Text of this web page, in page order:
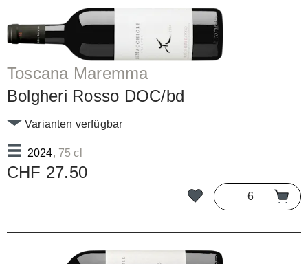
Toscana Maremma
Bolgheri Rosso DOC/bd
2024, 75 cl
Varianten verfügbar
CHF 27.50